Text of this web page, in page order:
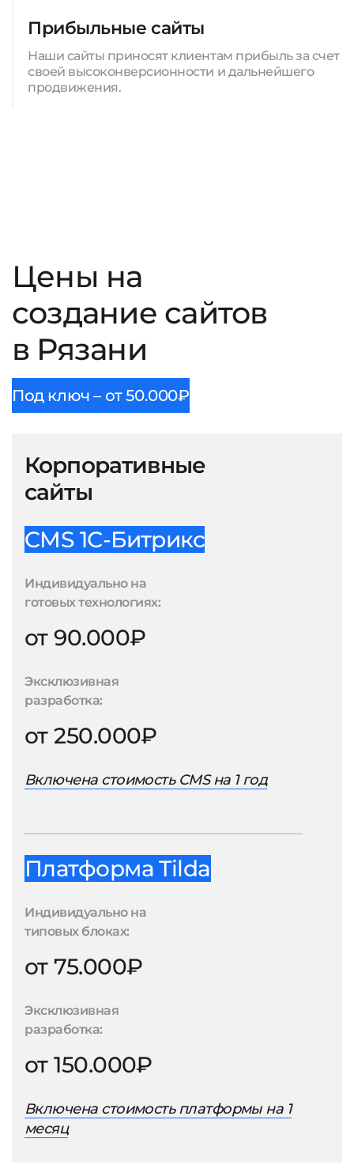
Прибыльные сайты
Наши сайты приносят клиентам прибыль за счет
своей высоконверсионности и дальнейшего
продвижения.
Цены на
создание сайтов
в Рязани
Под ключ – от 50.000₽
Корпоративные
сайты
CMS 1С-Битрикс
Индивидуально на
готовых технологиях:
от 90.000₽
Эксклюзивная
разработка:
от 250.000₽
Включена стоимость CMS на 1 год
Платформа Tilda
Индивидуально на
типовых блоках:
от 75.000₽
Эксклюзивная
разработка:
от 150.000₽
Включена стоимость платформы на 1
месяц